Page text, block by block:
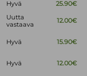
Hyvä
25.90€
Uutta
vastaava
12.00€
Hyvä 15.90€
Hyvä 12.00€